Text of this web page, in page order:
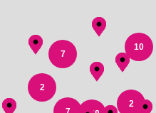
10
2
7
2